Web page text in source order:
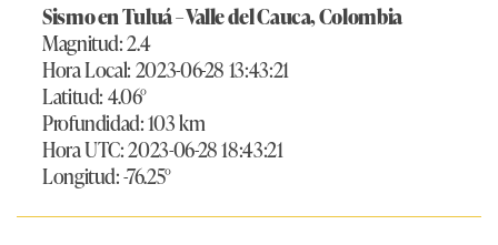
Sismo en Tuluá – Valle del Cauca, Colombia
Magnitud: 2.4
Hora Local: 2023-06-28 13:43:21
Latitud: 4.06°
Profundidad: 103 km
Hora UTC: 2023-06-28 18:43:21
Longitud: -76.25°